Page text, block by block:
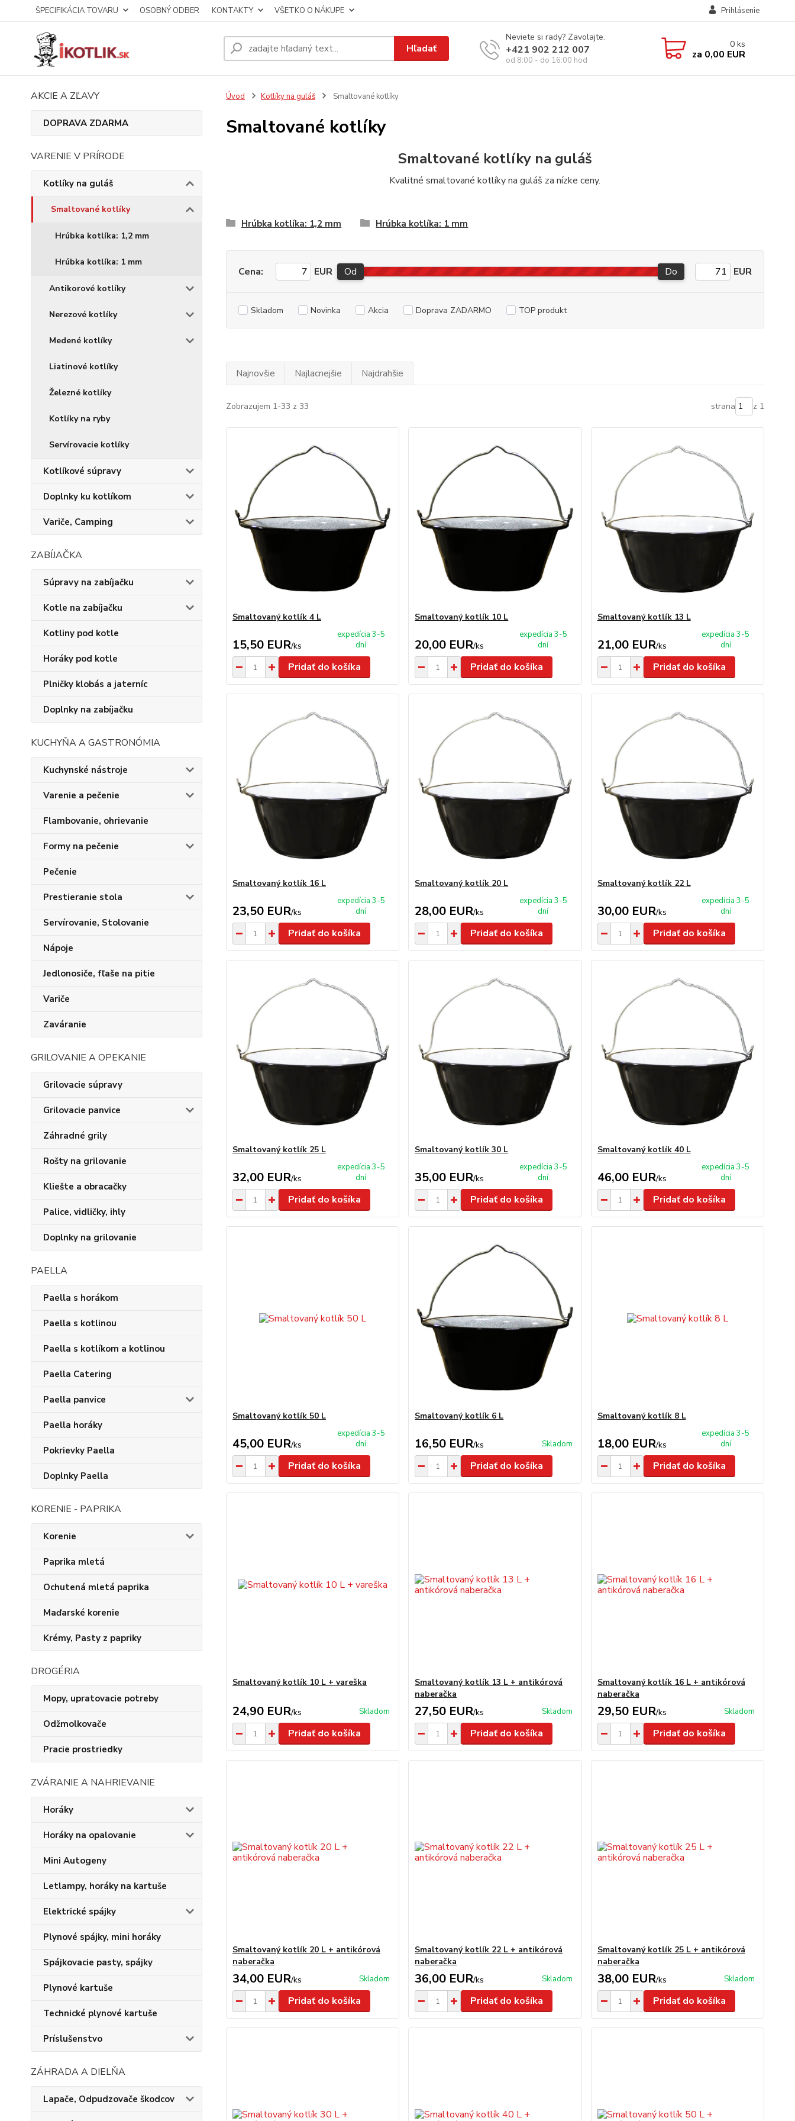
ŠPECIFIKÁCIA TOVARU OSOBNÝ ODBER KONTAKTY VŠETKO O NÁKUPE Prihlásenie
Hľadať
Neviete si rady? Zavolajte.
+421 902 212 007
od 8:00 - do 16:00 hod
0 ks
za 0,00 EUR
AKCIE A ZĽAVY
DOPRAVA ZDARMA
VARENIE V PRÍRODE
Kotlíky na guláš
Smaltované kotlíky
Hrúbka kotlíka: 1,2 mm
Hrúbka kotlíka: 1 mm
Antikorové kotlíky
Nerezové kotlíky
Medené kotlíky
Liatinové kotlíky
Železné kotlíky
Kotlíky na ryby
Servírovacie kotlíky
Kotlíkové súpravy
Doplnky ku kotlíkom
Variče, Camping
ZABÍJAČKA
Súpravy na zabíjačku
Kotle na zabíjačku
Kotliny pod kotle
Horáky pod kotle
Plničky klobás a jaterníc
Doplnky na zabíjačku
KUCHYŇA A GASTRONÓMIA
Kuchynské nástroje
Varenie a pečenie
Flambovanie, ohrievanie
Formy na pečenie
Pečenie
Prestieranie stola
Servírovanie, Stolovanie
Nápoje
Jedlonosiče, fľaše na pitie
Variče
Zaváranie
GRILOVANIE A OPEKANIE
Grilovacie súpravy
Grilovacie panvice
Záhradné grily
Rošty na grilovanie
Kliešte a obracačky
Palice, vidličky, ihly
Doplnky na grilovanie
PAELLA
Paella s horákom
Paella s kotlinou
Paella s kotlíkom a kotlinou
Paella Catering
Paella panvice
Paella horáky
Pokrievky Paella
Doplnky Paella
KORENIE - PAPRIKA
Korenie
Paprika mletá
Ochutená mletá paprika
Maďarské korenie
Krémy, Pasty z papriky
DROGÉRIA
Mopy, upratovacie potreby
Odžmolkovače
Pracie prostriedky
ZVÁRANIE A NAHRIEVANIE
Horáky
Horáky na opalovanie
Mini Autogeny
Letlampy, horáky na kartuše
Elektrické spájky
Plynové spájky, mini horáky
Spájkovacie pasty, spájky
Plynové kartuše
Technické plynové kartuše
Príslušenstvo
ZÁHRADA A DIELŇA
Lapače, Odpudzovače škodcov
Úvod Kotlíky na guláš Smaltované kotlíky
Smaltované kotlíky
Smaltované kotlíky na guláš
Kvalitné smaltované kotlíky na guláš za nízke ceny.
Hrúbka kotlíka: 1,2 mm Hrúbka kotlíka: 1 mm
Cena: EUR Od Do EUR
Skladom Novinka Akcia Doprava ZADARMO TOP produkt
Najnovšie Najlacnejšie Najdrahšie
Zobrazujem 1-33 z 33 strana z 1
Smaltovaný kotlík 4 L
15,50 EUR/ks
expedícia 3-5
dní
Pridať do košíka
Smaltovaný kotlík 10 L
20,00 EUR/ks
expedícia 3-5
dní
Pridať do košíka
Smaltovaný kotlík 13 L
21,00 EUR/ks
expedícia 3-5
dní
Pridať do košíka
Smaltovaný kotlík 16 L
23,50 EUR/ks
expedícia 3-5
dní
Pridať do košíka
Smaltovaný kotlík 20 L
28,00 EUR/ks
expedícia 3-5
dní
Pridať do košíka
Smaltovaný kotlík 22 L
30,00 EUR/ks
expedícia 3-5
dní
Pridať do košíka
Smaltovaný kotlík 25 L
32,00 EUR/ks
expedícia 3-5
dní
Pridať do košíka
Smaltovaný kotlík 30 L
35,00 EUR/ks
expedícia 3-5
dní
Pridať do košíka
Smaltovaný kotlík 40 L
46,00 EUR/ks
expedícia 3-5
dní
Pridať do košíka
Smaltovaný kotlík 50 L
45,00 EUR/ks
expedícia 3-5
dní
Pridať do košíka
Smaltovaný kotlík 6 L
16,50 EUR/ks Skladom
Pridať do košíka
Smaltovaný kotlík 8 L
18,00 EUR/ks
expedícia 3-5
dní
Pridať do košíka
Smaltovaný kotlík 10 L + vareška
24,90 EUR/ks Skladom
Pridať do košíka
Smaltovaný kotlík 13 L + antikórová
naberačka
27,50 EUR/ks Skladom
Pridať do košíka
Smaltovaný kotlík 16 L + antikórová
naberačka
29,50 EUR/ks Skladom
Pridať do košíka
Smaltovaný kotlík 20 L + antikórová
naberačka
34,00 EUR/ks Skladom
Pridať do košíka
Smaltovaný kotlík 22 L + antikórová
naberačka
36,00 EUR/ks Skladom
Pridať do košíka
Smaltovaný kotlík 25 L + antikórová
naberačka
38,00 EUR/ks Skladom
Pridať do košíka